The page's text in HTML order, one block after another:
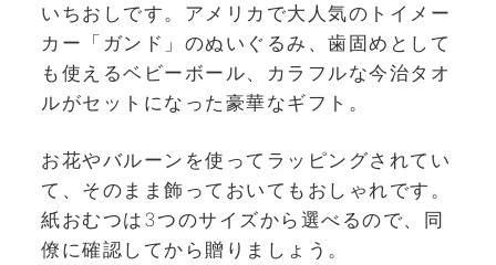
いちおしです。アメリカで大人気のトイメー
カー「ガンド」のぬいぐるみ、歯固めとして
も使えるベビーボール、カラフルな今治タオ
ルがセットになった豪華なギフト。
お花やバルーンを使ってラッピングされてい
て、そのまま飾っておいてもおしゃれです。
紙おむつは3つのサイズから選べるので、同
僚に確認してから贈りましょう。